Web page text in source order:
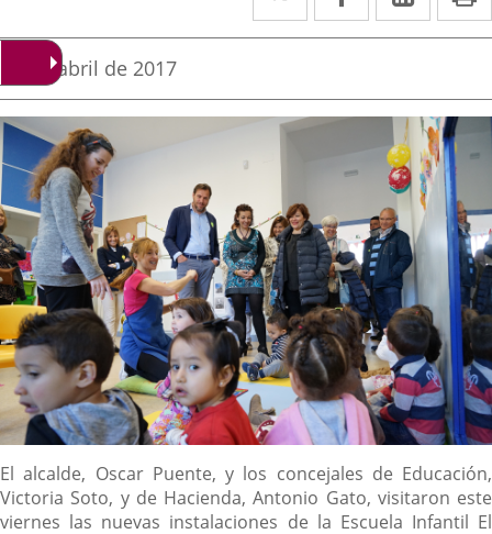
a
aplicación
externa.
a
aplicación
externa.
a
Fecha
de
la
noticia
28 de abril de 2017
Descripción
El alcalde, Oscar Puente, y los concejales de Educación,
Victoria Soto, y de Hacienda, Antonio Gato, visitaron este
viernes las nuevas instalaciones de la Escuela Infantil El